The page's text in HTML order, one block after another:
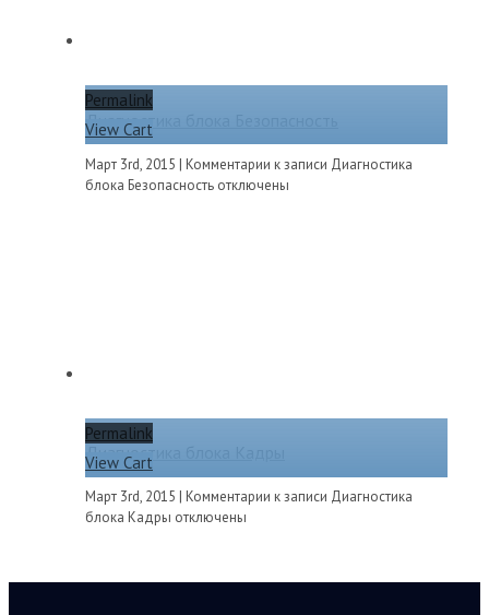
Permalink
View Cart
Диагностика блока Безопасность
Март 3rd, 2015 | Комментарии к записи Диагностика
блока Безопасность отключены
Permalink
View Cart
Диагностика блока Кадры
Март 3rd, 2015 | Комментарии к записи Диагностика
блока Кадры отключены